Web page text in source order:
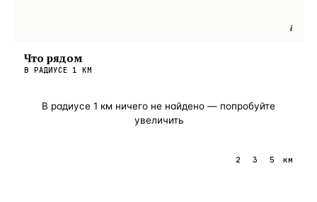
i
Что рядом
В РАДИУСЕ 1 КМ
В радиусе 1 км ничего не найдено — попробуйте
увеличить
2 3 5 км